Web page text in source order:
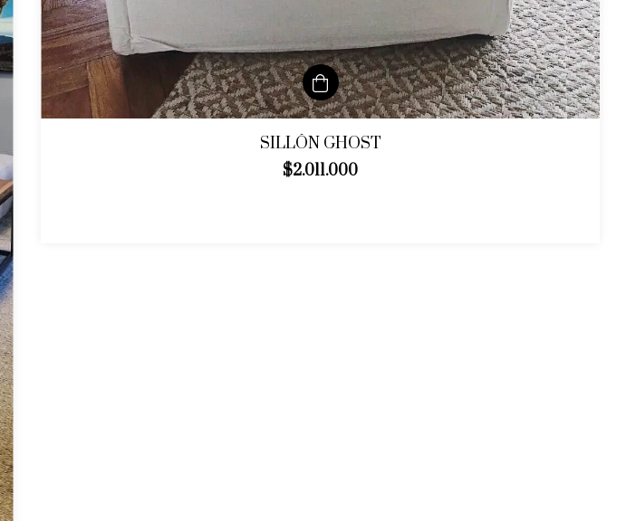
SILLÓN GHOST
$2.011.000